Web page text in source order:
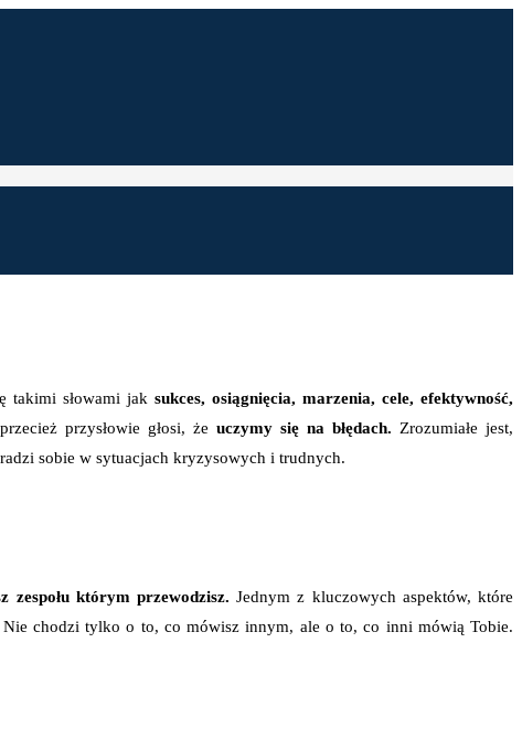
takimi słowami jak sukces, osiągnięcia, marzenia, cele, efektywność,
przysłowie głosi, że uczymy się na błędach. Zrozumiałe jest,
sobie w sytuacjach kryzysowych i trudnych.
zespołuktórym przewodzisz.Jednym z kluczowych aspektów, które
Nie chodzi tylko o to, co mówisz innym, ale o to, co inni mówią Tobie.